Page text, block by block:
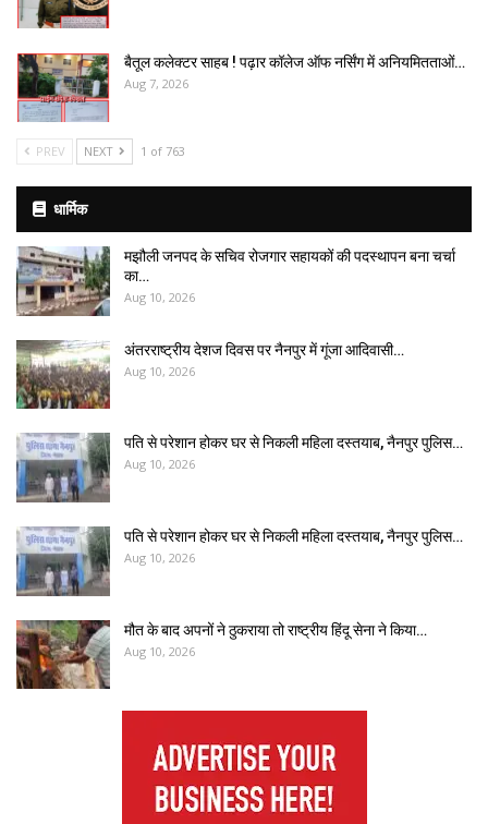
बैतूल कलेक्टर साहब ! पढ़ार कॉलेज ऑफ नर्सिंग में अनियमितताओं…
Aug 7, 2026
PREV NEXT 1 of 763
धार्मिक
मझौली जनपद के सचिव रोजगार सहायकों की पदस्थापन बना चर्चा
का…
Aug 10, 2026
अंतरराष्ट्रीय देशज दिवस पर नैनपुर में गूंजा आदिवासी…
Aug 10, 2026
पति से परेशान होकर घर से निकली महिला दस्तयाब, नैनपुर पुलिस…
Aug 10, 2026
पति से परेशान होकर घर से निकली महिला दस्तयाब, नैनपुर पुलिस…
Aug 10, 2026
मौत के बाद अपनों ने ठुकराया तो राष्ट्रीय हिंदू सेना ने किया…
Aug 10, 2026